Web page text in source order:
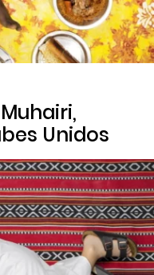
Unidos